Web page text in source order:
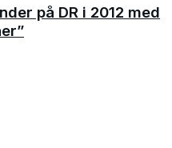
på DR i 2012 med